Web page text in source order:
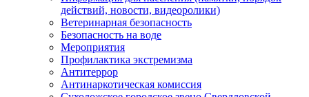
действий, новости, видеоролики)
Ветеринарная безопасность
Безопасность на воде
Мероприятия
Профилактика экстремизма
Антитеррор
Антинаркотическая комиссия